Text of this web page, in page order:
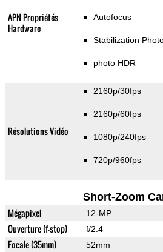
APN Propriétés
Hardware
Autofocus
Stabilization
photo HDR
Résolutions Vidéo
2160p/30fps
2160p/60fps
1080p/240fps
720p/960fps
Short-Zoom
Mégapixel 12-MP
Ouverture (f-stop) f/2.4
Focale (35mm) 52mm